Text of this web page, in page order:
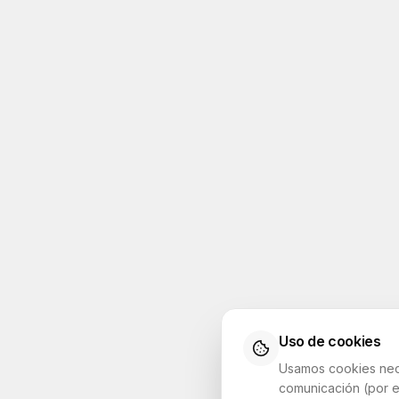
Uso de cookies
Usamos cookies
comunicación (por